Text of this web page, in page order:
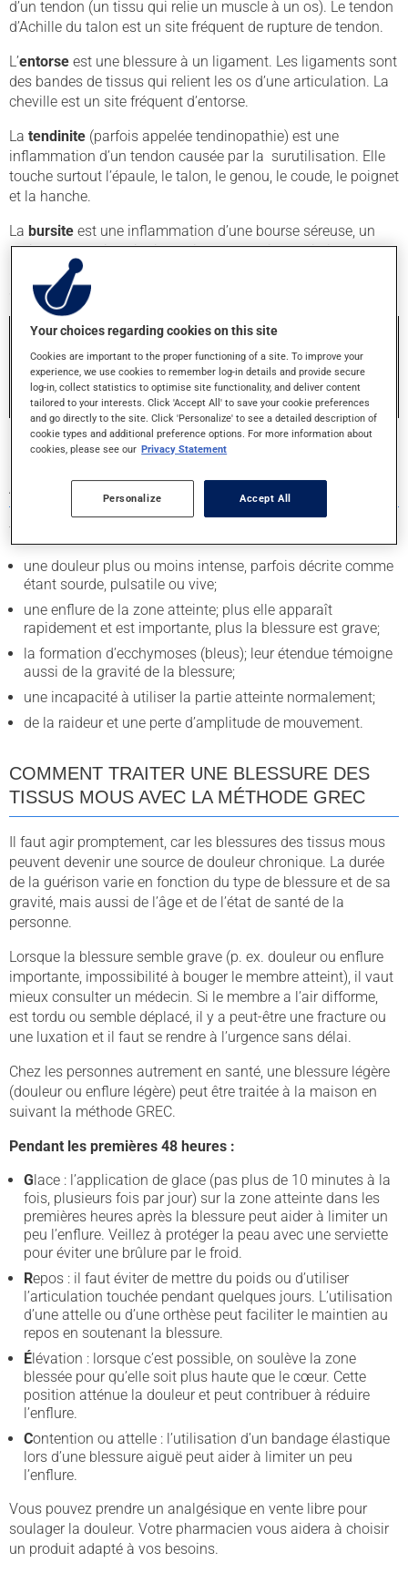
d’un tendon (un tissu qui relie un muscle à un os). Le tendon
d’Achille du talon est un site fréquent de rupture de tendon.
L’entorse est une blessure à un ligament. Les ligaments sont
des bandes de tissus qui relient les os d’une articulation. La
cheville est un site fréquent d’entorse.
La tendinite (parfois appelée tendinopathie) est une
inflammation d’un tendon causée par la surutilisation. Elle
touche surtout l’épaule, le talon, le genou, le coude, le poignet
et la hanche.
La bursite est une inflammation d’une bourse séreuse, un
petit sac rempli de liquide qui sert à réduire la friction entre
un tendon et un os. L’épaule, le coude, le poignet et le pied
sont des sites fréquents de bursite.
Et la foulure? Le terme foulure qui était utilisé à la fois
pour désigner une blessure à un muscle ou à un tendon
est maintenant remplacé par les termes plus précis
décrits ci-dessus.
AUX TISSUS MOUS
Typiquement, une blessure aux tissus mous entraîne :
une douleur plus ou moins intense, parfois décrite comme
étant sourde, pulsatile ou vive;
une enflure de la zone atteinte; plus elle apparaît
rapidement et est importante, plus la blessure est grave;
la formation d’ecchymoses (bleus); leur étendue témoigne
aussi de la gravité de la blessure;
une incapacité à utiliser la partie atteinte normalement;
de la raideur et une perte d’amplitude de mouvement.
COMMENT TRAITER UNE BLESSURE DES
TISSUS MOUS AVEC LA MÉTHODE GREC
Il faut agir promptement, car les blessures des tissus mous
peuvent devenir une source de douleur chronique. La durée
de la guérison varie en fonction du type de blessure et de sa
gravité, mais aussi de l’âge et de l’état de santé de la
personne.
Lorsque la blessure semble grave (p. ex. douleur ou enflure
importante, impossibilité à bouger le membre atteint), il vaut
mieux consulter un médecin. Si le membre a l’air difforme,
est tordu ou semble déplacé, il y a peut-être une fracture ou
une luxation et il faut se rendre à l’urgence sans délai.
Chez les personnes autrement en santé, une blessure légère
(douleur ou enflure légère) peut être traitée à la maison en
suivant la méthode GREC.
Pendant les premières 48 heures :
Glace : l’application de glace (pas plus de 10 minutes à la
fois, plusieurs fois par jour) sur la zone atteinte dans les
premières heures après la blessure peut aider à limiter un
peu l’enflure. Veillez à protéger la peau avec une serviette
pour éviter une brûlure par le froid.
Repos : il faut éviter de mettre du poids ou d’utiliser
l’articulation touchée pendant quelques jours. L’utilisation
d’une attelle ou d’une orthèse peut faciliter le maintien au
repos en soutenant la blessure.
Élévation : lorsque c’est possible, on soulève la zone
blessée pour qu’elle soit plus haute que le cœur. Cette
position atténue la douleur et peut contribuer à réduire
l’enflure.
Contention ou attelle : l’utilisation d’un bandage élastique
lors d’une blessure aiguë peut aider à limiter un peu
l’enflure.
Vous pouvez prendre un analgésique en vente libre pour
soulager la douleur. Votre pharmacien vous aidera à choisir
un produit adapté à vos besoins.
Your choices regarding cookies on this site
Cookies are important to the proper functioning of a site. To improve your
experience, we use cookies to remember log-in details and provide secure
log-in, collect statistics to optimise site functionality, and deliver content
tailored to your interests. Click 'Accept All' to save your cookie preferences
and go directly to the site. Click 'Personalize' to see a detailed description of
cookie types and additional preference options. For more information about
cookies, please see our Privacy Statement
Personalize Accept All